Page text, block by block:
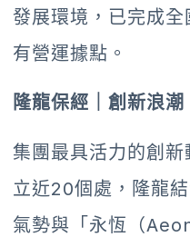
發展環境，已完成
有營運據點。
隆龍保經｜創新浪
集團最具活力的創
立近20個處，隆龍
氣勢與「永恆（